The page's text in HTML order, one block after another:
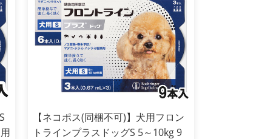
【ネコポス(同梱不可)】犬用フロン
トラインプラスドッグS 5～10kg 9